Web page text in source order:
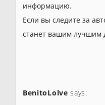
информацию.
Если вы следите за
станет вашим лучшим
BenitoLolve says: